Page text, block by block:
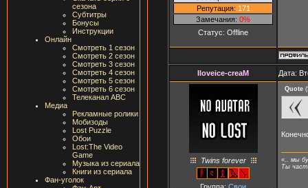
сезона
Субтитры
Бонусы
Инструкции
Онлайн
Смотреть 1 сезон
Смотреть 2 сезон
Смотреть 3 сезон
Смотреть 4 сезон
Смотреть 5 сезон
Смотреть 6 сезон
Телеканал ABC
Медиа
Рекламные ролики
Мобизоды
Lost Puzzle
Обои
Lost:The Video
Game
Музыка из сериала
Книги из сериала
Фан-уголок
Репутация: 171
Замечания: 0%
Статус: Offline
Iloveice-creaM Дата:
Twins forever
Quote (
«.. мы
Ты